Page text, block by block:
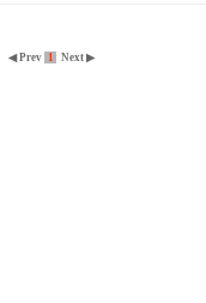
◀ Prev 1 Next ▶